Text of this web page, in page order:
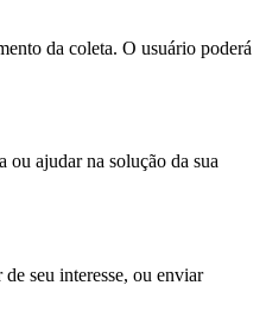
da coleta. O usuário poderá
ou ajudar na solução da sua
seu interesse, ou enviar